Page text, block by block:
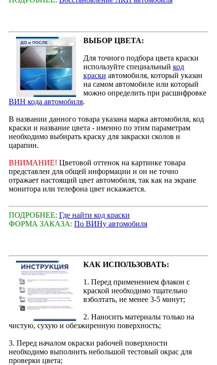
ВЫБОР ЦВЕТА:
Для точного подбора цвета краски
используйте специальный код
краски автомобиля, который указан
на самом автомобиле или который
можно определить при расшифровке
ВИН кода автомобиля.
В названии данного товара указана марка автомобиля, код
краски и название цвета - именно по этим параметрам
необходимо выбирать краску для закраски сколов и
царапин.
ВНИМАНИЕ! Цветовой оттенок на картинке товара
представлен для общей информации и он не точно
отражает настоящий цвет автомобиля, так как на экране
монитора или телефона цвет искажается.
ПОДРОБНЕЕ: Где найти код краски
ФОРМА ЗАКАЗА: По ВИНу автомобиля
КАК ИСПОЛЬЗОВАТЬ:
1. Перед применением флакон с
краской необходимо тщательно
взболтать, не менее 3-5 минут;
2. Наносить материалы только на
чистую, сухую и обезжиренную поверхность;
3. Перед началом окраски рабочей поверхности
необходимо выполнить небольшой тестовый окрас для
проверки цвета;